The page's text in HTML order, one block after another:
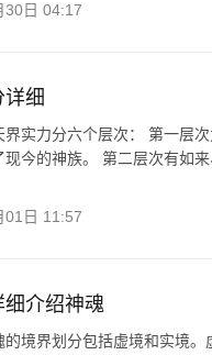
30日 04:17
详细
实力分六个层次： 第一层
现今的神族。 第二层次有如
01日 11:57
细介绍神魂
境界划分包括虚境和实境